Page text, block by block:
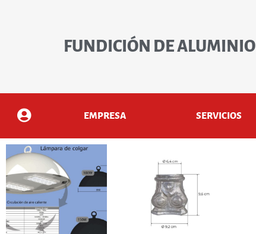
FUNDICIÓN DE ALUMINIO
EMPRESA SERVICIOS